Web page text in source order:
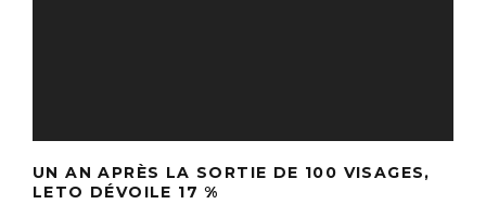
UN AN APRÈS LA SORTIE DE 100 VISAGES,
LETO DÉVOILE 17 %